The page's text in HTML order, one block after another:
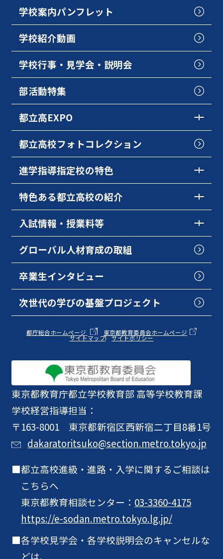
東京都教育庁都立学校教育部 高等学校教育課
学校経営指導担当：
〒163-8001 東京都新宿区西新宿二丁目8番1号
dakaratoritsuko@section.metro.tokyo.jp
都立高校進級・進路・入学に関するご相談は
こちらへ
東京都教育相談センター： 03-3360-4175
https://e-sodan.metro.tokyo.lg.jp/
各学校見学会・各学校説明会のキャンセルな
どは、
学校案内パンフレット
学校紹介動画
学校行事・見学会・説明会
部活動特集
都立高EXPO
都立高校フォトコレクション
進学指導指定校の特色
特色ある都立高校の紹介
入試情報・授業料等
グローバル人材育成の取組
卒業生インタビュー
次世代の学びの基盤プロジェクト
都庁総合ホームページ 東京都教育委員会ホームページ
サイトマップ サイトポリシー